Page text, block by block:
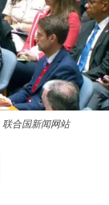
合国新闻网站